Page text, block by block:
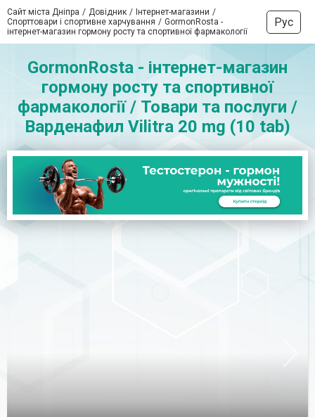
Сайт міста Дніпра Довідник
Інтернет-магазини
Спорттовари і спортивне харчування
GormonRosta -
інтернет-магазин гормону росту та спортивної фармакології
Рус
GormonRosta - інтернет-магазин
гормону росту та спортивної
фармакології / Товари та послуги /
Варденафил Vilitra 20 mg (10 tab)